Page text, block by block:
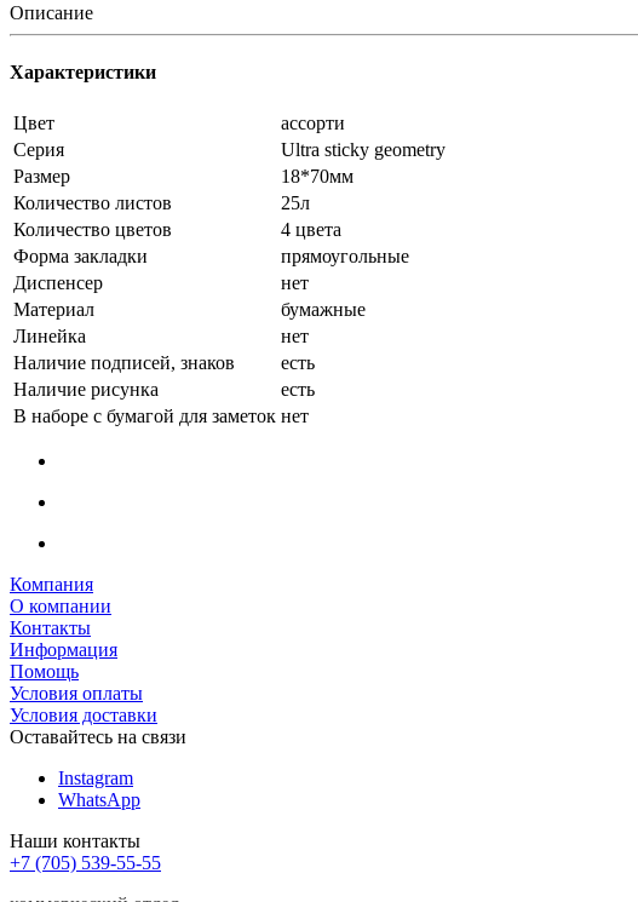
Описание
Характеристики
Цвет
ассорти
Серия
Ultra sticky geometry
Размер
18*70мм
Количество листов
25л
Количество цветов
4 цвета
Форма закладки
прямоугольные
Диспенсер
нет
Материал
бумажные
Линейка
нет
Наличие подписей, знаков
есть
Наличие рисунка
есть
В наборе с бумагой для заметок нет
Компания
О компании
Контакты
Информация
Помощь
Условия оплаты
Условия доставки
Оставайтесь на связи
Instagram
WhatsApp
Наши контакты
+7 (705) 539-55-55